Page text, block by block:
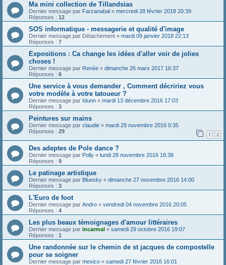
Ma mini collection de Tillandsias
Dernier message par Farzanabal « mercredi 28 février 2018 20:39
Réponses : 12
SOS informatique - messagerie et qualité d'image
Dernier message par Détachement « mardi 09 janvier 2018 22:13
Réponses : 7
Expositions : Ca change les idées d'aller voir de jolies
choses !
Dernier message par Renée « dimanche 26 mars 2017 16:37
Réponses : 6
Une service à vous demander , Comment décririez vous
votre modèle à votre tatoueur ?
Dernier message par Idunn « mardi 13 décembre 2016 17:03
Réponses : 3
Peintures sur mains
Dernier message par claudie « mardi 29 novembre 2016 0:35
Réponses : 29 1 2
Des adeptes de Pole dance ?
Dernier message par Polly « lundi 28 novembre 2016 18:38
Réponses : 9
Le patinage artistique
Dernier message par Bluesky « dimanche 27 novembre 2016 14:00
Réponses : 3
L'Euro de foot
Dernier message par Andro « vendredi 04 novembre 2016 20:05
Réponses : 4
Les plus beaux témoignages d'amour littéraires
Dernier message par incarmal « samedi 29 octobre 2016 19:07
Réponses : 1
Une randonnée sur le chemin de st jacques de compostelle
pour se soigner
Dernier message par mexico « samedi 27 février 2016 16:01